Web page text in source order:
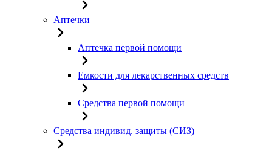
Аптечки
Аптечка первой помощи
Емкости для лекарственных средств
Средства первой помощи
Средства индивид. защиты (СИЗ)